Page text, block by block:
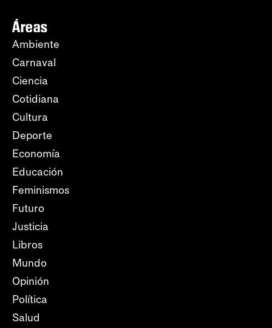
Áreas
Ambiente
Carnaval
Ciencia
Cotidiana
Cultura
Deporte
Economía
Educación
Feminismos
Futuro
Justicia
Libros
Mundo
Opinión
Política
Salud